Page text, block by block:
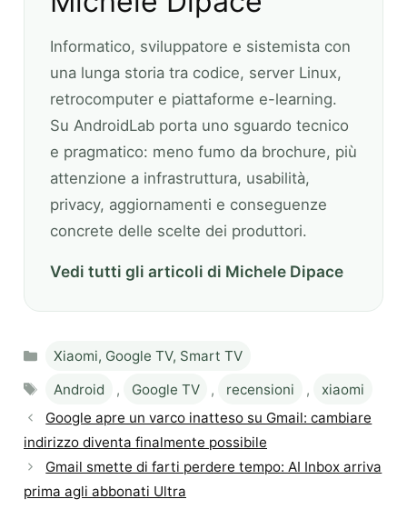
Informatico, sviluppatore e sistemista con
una lunga storia tra codice, server Linux,
retrocomputer e piattaforme e-learning.
Su AndroidLab porta uno sguardo tecnico
e pragmatico: meno fumo da brochure, più
attenzione a infrastruttura, usabilità,
privacy, aggiornamenti e conseguenze
concrete delle scelte dei produttori.
Vedi tutti gli articoli di Michele Dipace
Categories
Xiaomi, Google TV, Smart TV
Tags
Android , Google TV , recensioni ,
xiaomi
Google apre un varco inatteso su Gmail: cambiare
indirizzo diventa finalmente possibile
Gmail smette di farti perdere tempo: AI Inbox arriva
prima agli abbonati Ultra